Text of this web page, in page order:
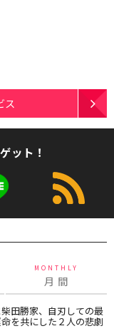
ス
ット！
MONTHLY
月 間
柴田勝家、自刃しての最
を共にした２人の悲劇